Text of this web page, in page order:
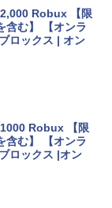
M5チップ搭載
Retinaディ
ボード、Touch I
Robux 【限
含む】 【オンラ
ロックス | オン
Robux 【限
含む】 【オンラ
ロックス |オン